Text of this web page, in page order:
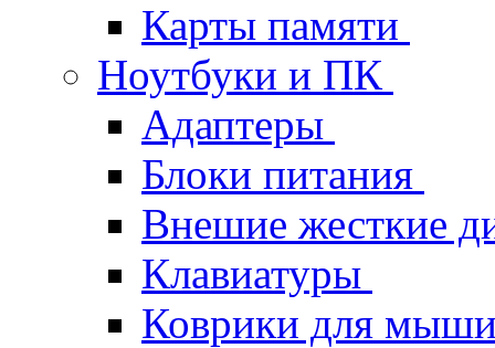
Карты памяти
Ноутбуки и ПК
Адаптеры
Блоки питания
Внешие жесткие
Клавиатуры
Коврики для